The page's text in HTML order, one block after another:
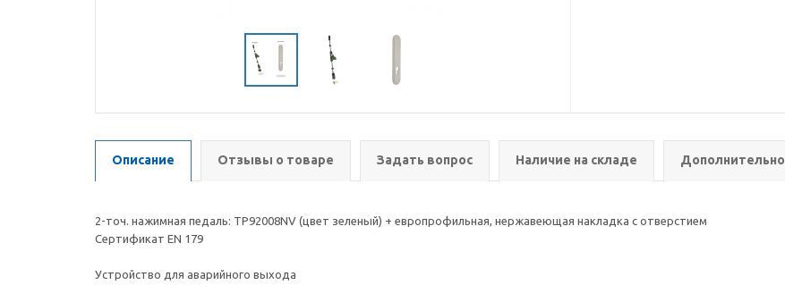
Описание Отзывы о товаре Задать вопрос Наличие на складе Дополнительно
2-точ. нажимная педаль: TP92008NV (цвет зеленый) + европрофильная, нержавеющая накладка с отверстием
Сертификат EN 179
Устройство для аварийного выхода